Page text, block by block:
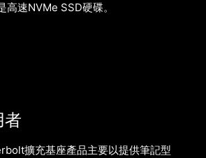
速NVMe SSD硬碟。
者
擴充基座產品主要以提供筆記型